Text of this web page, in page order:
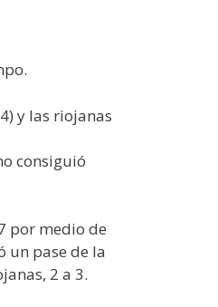
y las riojanas
consiguió
por medio de
un pase de la
2 a 3.